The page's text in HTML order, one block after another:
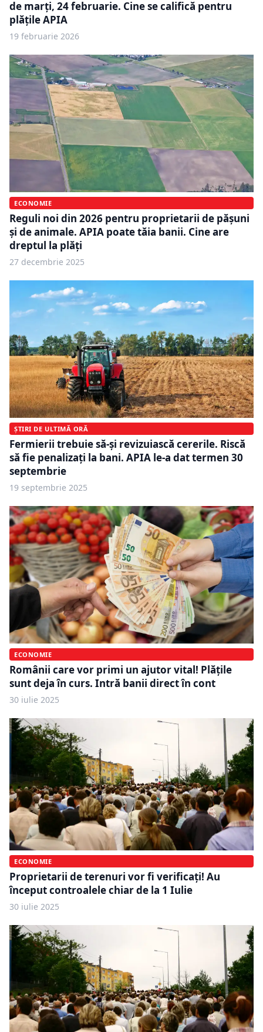
de marți, 24 februarie. Cine se califică pentru
plățile APIA
19 februarie 2026
ECONOMIE
Reguli noi din 2026 pentru proprietarii de pășuni
și de animale. APIA poate tăia banii. Cine are
dreptul la plăți
27 decembrie 2025
ȘTIRI DE ULTIMĂ ORĂ
Fermierii trebuie să-și revizuiască cererile. Riscă
să fie penalizați la bani. APIA le-a dat termen 30
septembrie
19 septembrie 2025
ECONOMIE
Românii care vor primi un ajutor vital! Plățile
sunt deja în curs. Intră banii direct în cont
30 iulie 2025
ECONOMIE
Proprietarii de terenuri vor fi verificați! Au
început controalele chiar de la 1 Iulie
30 iulie 2025